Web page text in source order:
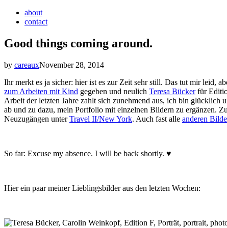
about
contact
Good things coming around.
by careauxNovember 28, 2014
Ihr merkt es ja sicher: hier ist es zur Zeit sehr still. Das tut mir leid,
zum Arbeiten mit Kind gegeben und neulich Teresa Bückerfür
Arbeit der letzten Jahre zahlt sich zunehmend aus, ich bin
ab und zu dazu, mein Portfolio mit einzelnen Bildern zu ergänzen.
Neuzugängen unterTravel II/New York. Auch fast alle anderen
So far: Excuse my absence. I will be back shortly. ♥
Hier ein paar meiner Lieblingsbilder aus den letzten Wochen: